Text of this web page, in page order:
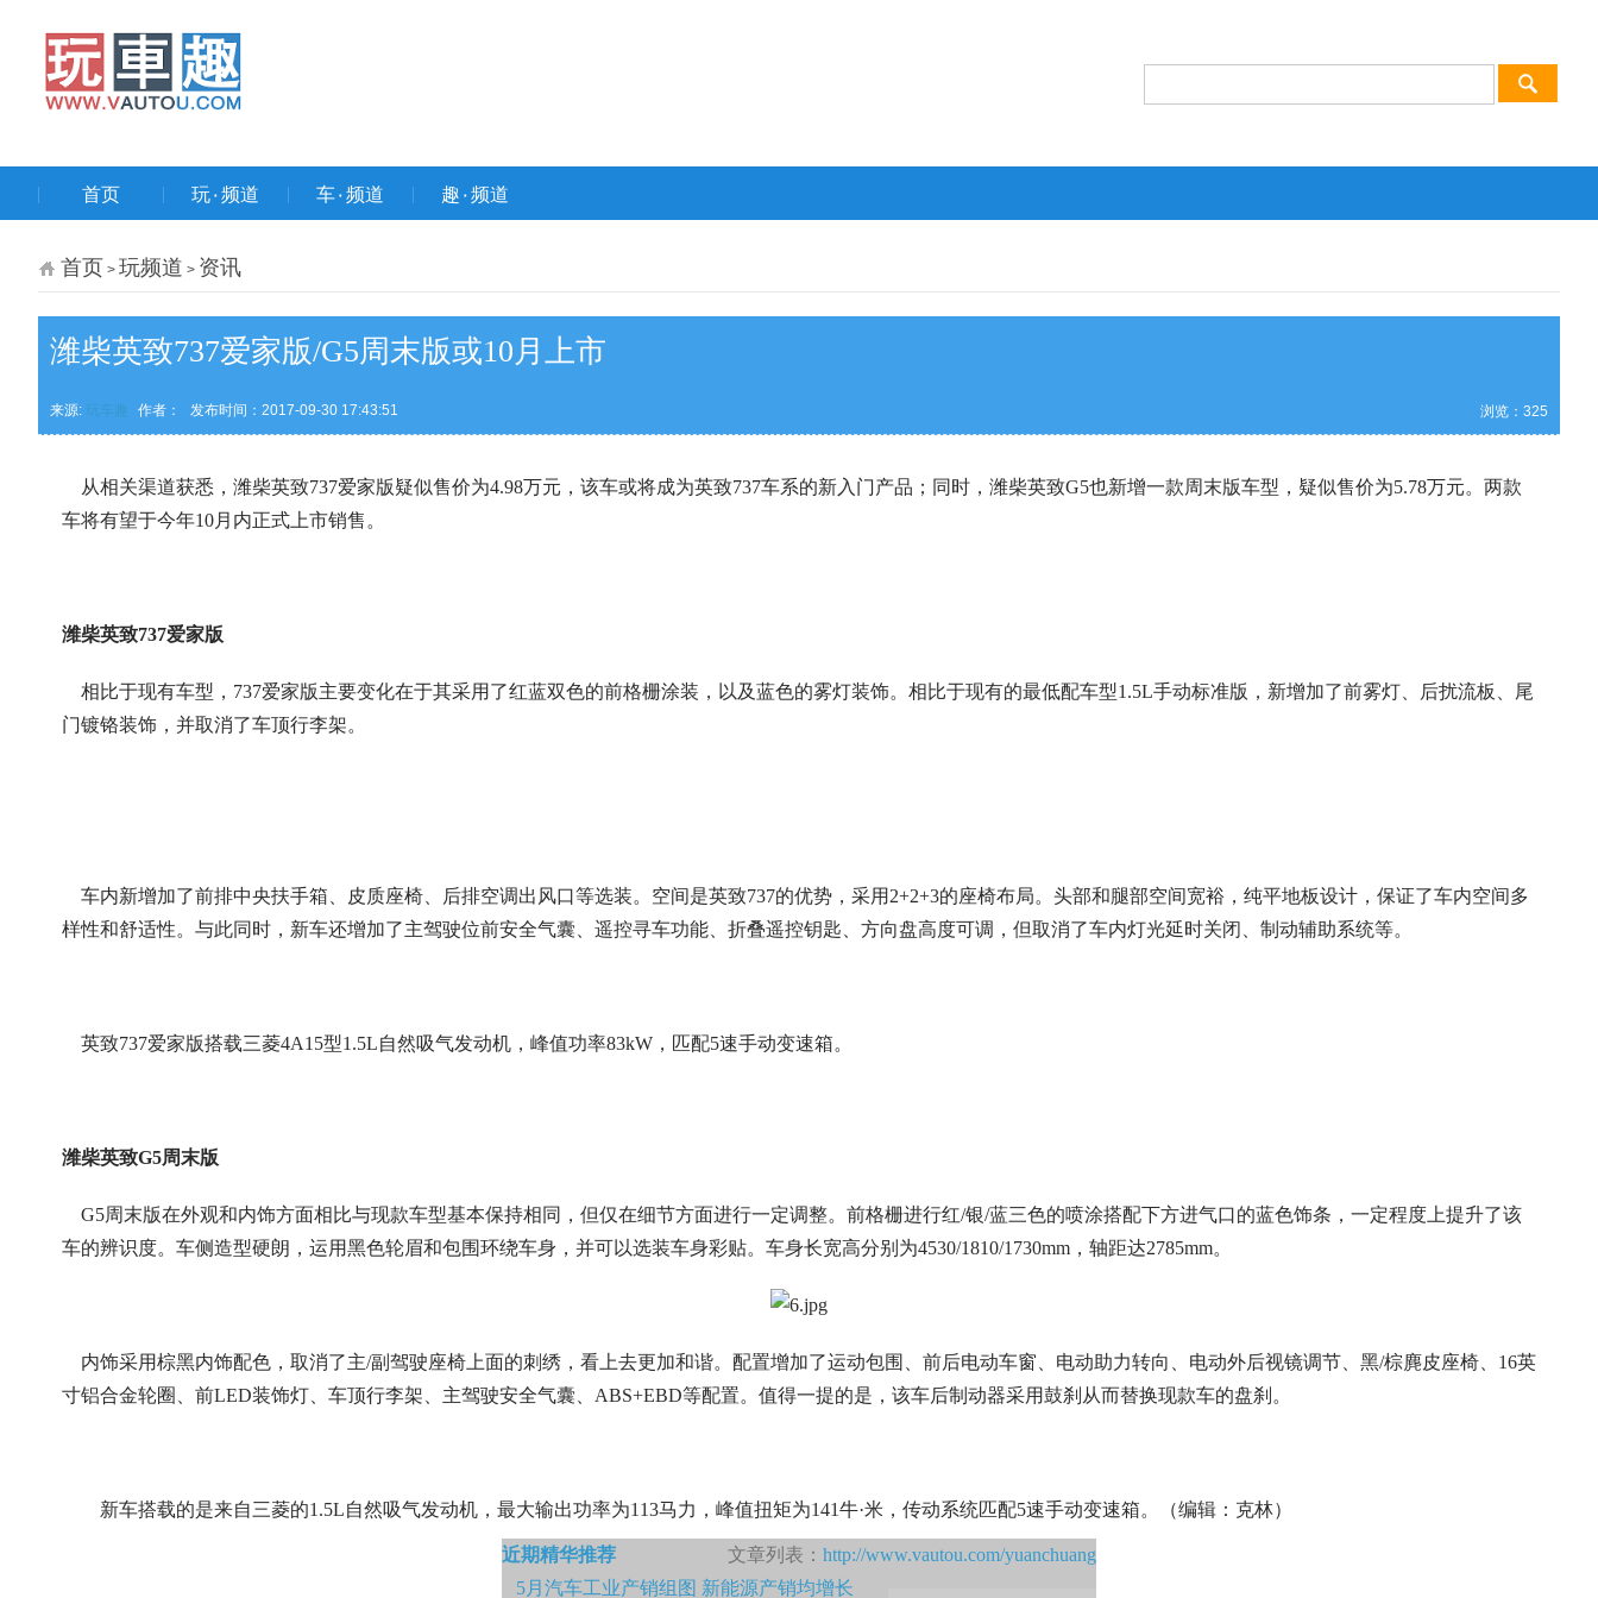
首页 玩۰频道 车۰频道 趣۰频道
首页 > 玩频道 > 资讯
潍柴英致737爱家版/G5周末版或10月上市
来源: 玩车趣 作者： 发布时间：2017-09-30 17:43:51 浏览： 325
从相关渠道获悉，潍柴英致737爱家版疑似售价为4.98万元，该车或将成为英致737车系的新入门产品；同时，潍柴英致G5也新增一款周末版车型，疑似售价为5.78万元。两款
车将有望于今年10月内正式上市销售。
潍柴英致737爱家版
相比于现有车型，737爱家版主要变化在于其采用了红蓝双色的前格栅涂装，以及蓝色的雾灯装饰。相比于现有的最低配车型1.5L手动标准版，新增加了前雾灯、后扰流板、尾
门镀铬装饰，并取消了车顶行李架。
车内新增加了前排中央扶手箱、皮质座椅、后排空调出风口等选装。空间是英致737的优势，采用2+2+3的座椅布局。头部和腿部空间宽裕，纯平地板设计，保证了车内空间多
样性和舒适性。与此同时，新车还增加了主驾驶位前安全气囊、遥控寻车功能、折叠遥控钥匙、方向盘高度可调，但取消了车内灯光延时关闭、制动辅助系统等。
英致737爱家版搭载三菱4A15型1.5L自然吸气发动机，峰值功率83kW，匹配5速手动变速箱。
潍柴英致G5周末版
G5周末版在外观和内饰方面相比与现款车型基本保持相同，但仅在细节方面进行一定调整。前格栅进行红/银/蓝三色的喷涂搭配下方进气口的蓝色饰条，一定程度上提升了该
车的辨识度。车侧造型硬朗，运用黑色轮眉和包围环绕车身，并可以选装车身彩贴。车身长宽高分别为4530/1810/1730mm，轴距达2785mm。
内饰采用棕黑内饰配色，取消了主/副驾驶座椅上面的刺绣，看上去更加和谐。配置增加了运动包围、前后电动车窗、电动助力转向、电动外后视镜调节、黑/棕麂皮座椅、16英
寸铝合金轮圈、前LED装饰灯、车顶行李架、主驾驶安全气囊、ABS+EBD等配置。值得一提的是，该车后制动器采用鼓刹从而替换现款车的盘刹。
新车搭载的是来自三菱的1.5L自然吸气发动机，最大输出功率为113马力，峰值扭矩为141牛·米，传动系统匹配5速手动变速箱。（编辑：克林）
近期精华推荐 文章列表： http://www.vautou.com/yuanchuang
5月汽车工业产销组图 新能源产销均增长